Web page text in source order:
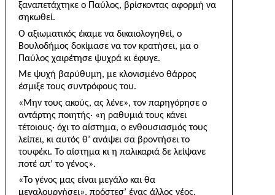
ξαναπετάχτηκε ο Παύλος, βρίσκοντας αφορμή να
ση­κωθεί.
Ο αξιωματικός έκαμε να δικαιολογηθεί, ο
Βουλοδήμος δοκίμασε να τον κρατήσει, μα ο
Παύλος χαιρέ­τησε ψυχρά κι έφυγε.
Με ψυχή βαρύθυμη, με κλονισμένο θάρρος
έσμιξε τους συντρόφους του.
«Μην τους ακούς, ας λένε», τον παρηγόρησε ο
αντάρτης ποιητής· «η ραθυμιά τους κάνει
τέτοιους· όχι το αίστημα, ο ενθουσιασμός τους
λείπει, κι αυτός θ’ ανάψει σα βροντήσει το
τουφέκι. Το αίστημα κι η παλικαριά δε λείψανε
ποτέ απ’ το γένος».
«Το γένος μας είναι μεγάλο και θα
μεγαλουργήσει», πρόστεσ’ ένας άλλος νέος,